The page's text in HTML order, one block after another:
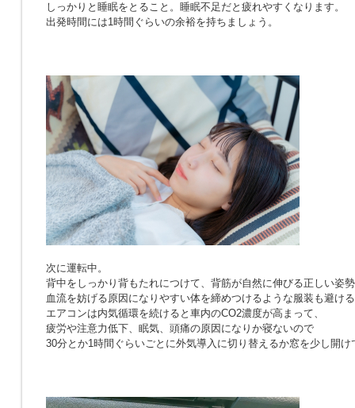
しっかりと睡眠をとること。睡眠不足だと疲れやすくなります。
出発時間には1時間ぐらいの余裕を持ちましょう。
次に運転中。
背中をしっかり背もたれにつけて、背筋が自然に伸びる正しい姿
血流を妨げる原因になりやすい体を締めつけるような服装も避け
エアコンは内気循環を続けると車内のCO2濃度が高まって、
疲労や注意力低下、眠気、頭痛の原因になりか寝ないので
30分とか1時間ぐらいごとに外気導入に切り替えるか窓を少し開け